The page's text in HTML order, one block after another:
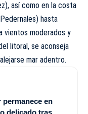
así como en la costa
hasta
vientos moderados y
litoral, se aconseja
mar adentro.
permanece en